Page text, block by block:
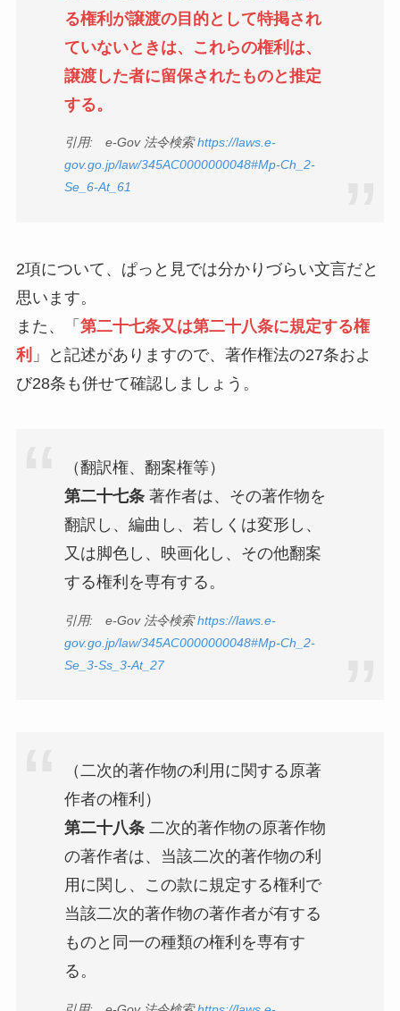
る権利が譲渡の目的として特掲され
ていないときは、これらの権利は、
譲渡した者に留保されたものと推定
する。
引用: e-Gov 法令検索https://laws.e-
gov.go.jp/law/345AC0000000048#Mp-Ch_2-
Se_6-At_61
2項について、ぱっと見では分かりづらい文言だと
思います。
また、「 第二十七条又は第二十八条に規定する権
利 」と記述がありますので、著作権法の27条およ
び28条も併せて確認しましょう。
（翻訳権、翻案権等）
第二十七条著作者は、その著作物を
翻訳し、編曲し、若しくは変形し、
又は脚色し、映画化し、その他翻案
する権利を専有する。
引用: e-Gov 法令検索https://laws.e-
gov.go.jp/law/345AC0000000048#Mp-Ch_2-
Se_3-Ss_3-At_27
（二次的著作物の利用に関する原著
作者の権利）
第二十八条二次的著作物の原著作物
の著作者は、当該二次的著作物の利
用に関し、この款に規定する権利で
当該二次的著作物の著作者が有する
ものと同一の種類の権利を専有す
る。